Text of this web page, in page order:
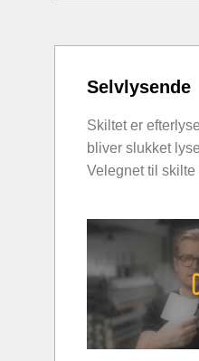
Selvlysende
Skiltet er
bliver slukket
Velegnet til